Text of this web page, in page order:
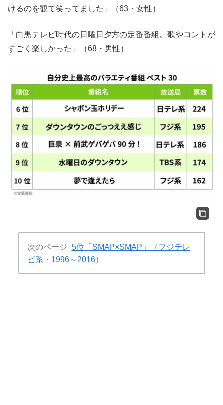
けるのを観て笑ってました」（63・女性）
「白黒テレビ時代の日曜日夕方の定番番組。歌やコントが
すごく楽しかった」（68・男性）
次のページ 5位「SMAP×SMAP」（フジテレ
ビ系・1996～2016）